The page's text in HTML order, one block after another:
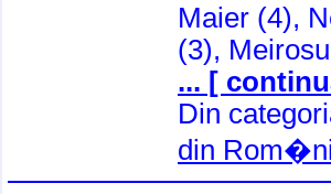
Maier (4),
(3), Meirosu
... [
Din
din